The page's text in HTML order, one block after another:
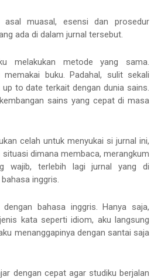
asal muasal, esensi dan prosedur
ada di dalam jurnal tersebut.
melakukan metode yang sama.
buku. Padahal, sulit sekali
to date terkait dengan dunia sains.
sains yang cepat di masa
celah untuk menyukai si jurnal ini,
situasi dimana membaca, merangkum
wajib, terlebih lagi jurnal yang di
inggris.
bahasa inggris. Hanya saja,
kata seperti idiom, aku langsung
menanggapinya dengan santai saja
dengan cepat agar studiku berjalan